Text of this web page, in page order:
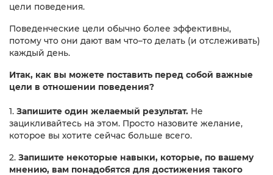
цели поведения.
Поведенческие цели обычно более эффективны,
потому что они дают вам что–то делать (и отслеживать)
каждый день.​
Итак, как вы можете поставить перед собой важные
цели в отношении поведения?
1. Запишите один желаемый результат. Не
зацикливайтесь на этом. Просто назовите желание,
которое вы хотите сейчас больше всего.
2. Запишите некоторые навыки, которые, по вашему
мнению, вам понадобятся для достижения такого